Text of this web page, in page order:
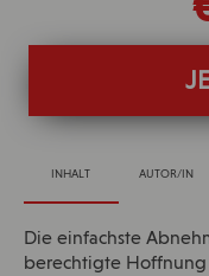
INHALT AUTOR/IN
Die einfachste
berechtigte